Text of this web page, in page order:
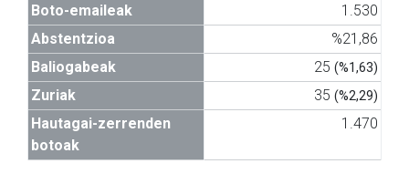
Boto-emaileak
1.530
Abstentzioa
%21,86
Baliogabeak
25 (%1,63)
Zuriak 35 (%2,29)
Hautagai-zerrenden
botoak
1.470